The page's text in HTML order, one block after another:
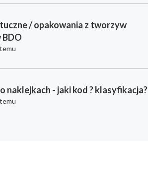
/ opakowania z tworzyw
naklejkach - jaki kod ? klasyfikacja?